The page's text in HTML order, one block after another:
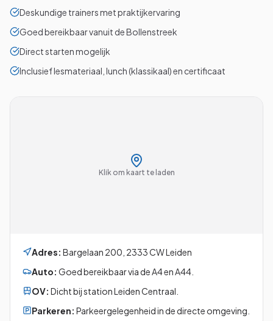
Deskundige trainers met praktijkervaring
Goed bereikbaar vanuit de Bollenstreek
Direct starten mogelijk
Inclusief lesmateriaal, lunch (klassikaal) en certificaat
Klik om kaart te laden
Adres: Bargelaan 200 2333 CWLeiden
Auto: Goed bereikbaar via de A4 en A44.
OV: Dicht bij station Leiden Centraal.
Parkeren: Parkeergelegenheid in de directe omgeving.